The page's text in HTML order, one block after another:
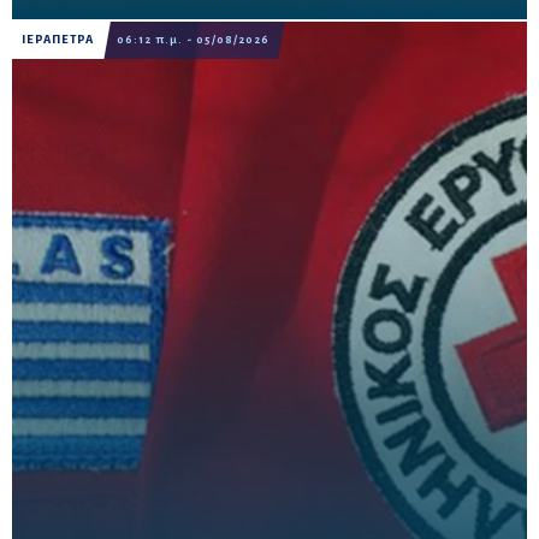
ΙΕΡΑΠΕΤΡΑ 06:12 π.μ. - 05/08/2026